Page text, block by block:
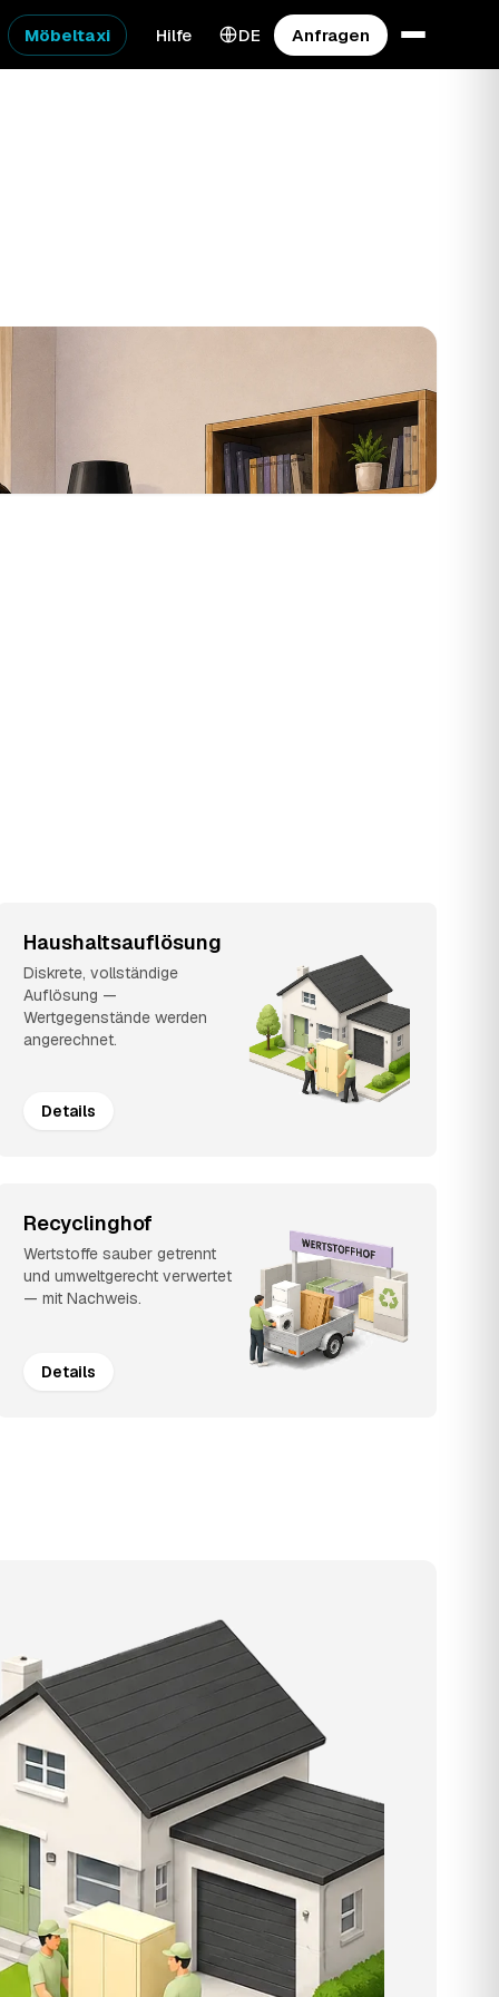
Möbeltaxi Hilfe DE Anfragen
Haushaltsauflösung
Diskrete, vollständige
Auflösung —
Wertgegenstände werden
angerechnet.
Details
Recyclinghof
Wertstoffe sauber getrennt
und umweltgerecht verwertet
— mit Nachweis.
Details